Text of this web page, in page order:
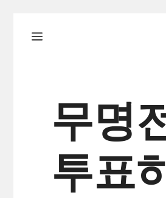
메
무명
투표